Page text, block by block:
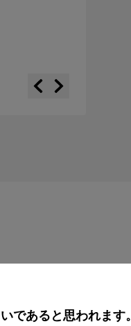
であると思われます。